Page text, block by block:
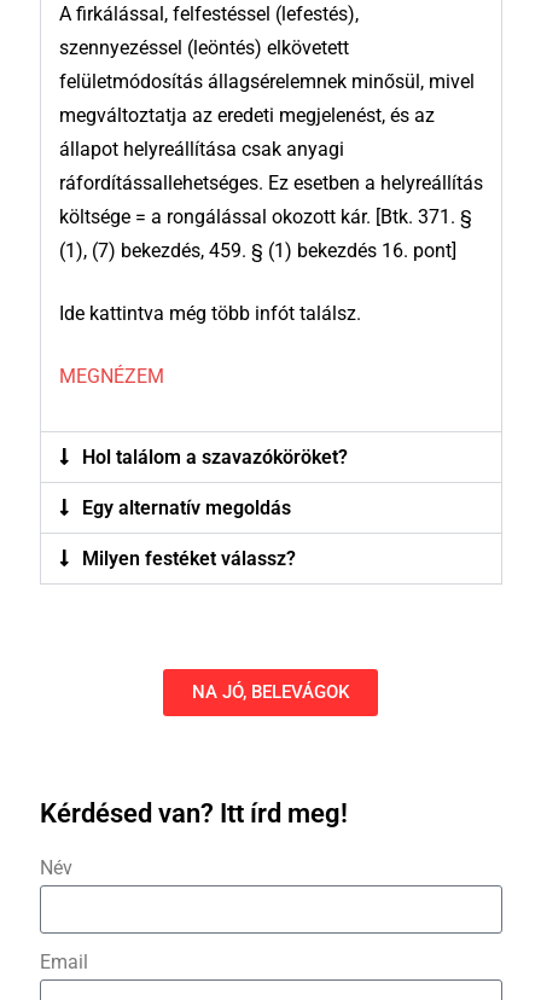
A firkálással, felfestéssel (lefestés),
szennyezéssel (leöntés) elkövetett
felületmódosítás állagsérelemnek minősül, mivel
megváltoztatja az eredeti megjelenést, és az
állapot helyreállítása csak anyagi
ráfordítássallehetséges. Ez esetben a helyreállítás
költsége = a rongálással okozott kár. [Btk. 371. §
(1), (7) bekezdés, 459. § (1) bekezdés 16. pont]
Ide kattintva még több infót találsz.
MEGNÉZEM
Hol találom a szavazóköröket?
Egy alternatív megoldás
Milyen festéket válassz?
NA JÓ, BELEVÁGOK
Kérdésed van? Itt írd meg!
Név
Email